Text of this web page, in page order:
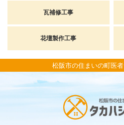
瓦補修工事
花壇製作工事
松阪市の住まいの町医